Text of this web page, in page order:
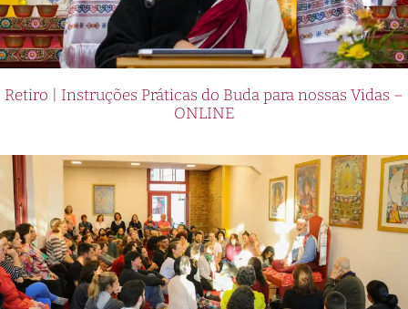
Retiro | Instruções Práticas do Buda para nossas Vidas –
ONLINE